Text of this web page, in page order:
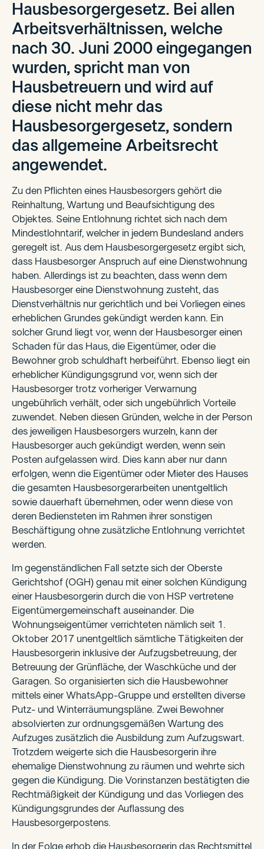
Hausbesorgergesetz. Bei allen
Arbeitsverhältnissen, welche
nach 30. Juni 2000 eingegangen
wurden, spricht man von
Hausbetreuern und wird auf
diese nicht mehr das
Hausbesorgergesetz, sondern
das allgemeine Arbeitsrecht
angewendet.
Zu den Pflichten eines Hausbesorgers gehört die
Reinhaltung, Wartung und Beaufsichtigung des
Objektes. Seine Entlohnung richtet sich nach dem
Mindestlohntarif, welcher in jedem Bundesland anders
geregelt ist. Aus dem Hausbesorgergesetz ergibt sich,
dass Hausbesorger Anspruch auf eine Dienstwohnung
haben. Allerdings ist zu beachten, dass wenn dem
Hausbesorger eine Dienstwohnung zusteht, das
Dienstverhältnis nur gerichtlich und bei Vorliegen eines
erheblichen Grundes gekündigt werden kann. Ein
solcher Grund liegt vor, wenn der Hausbesorger einen
Schaden für das Haus, die Eigentümer, oder die
Bewohner grob schuldhaft herbeiführt. Ebenso liegt ein
erheblicher Kündigungsgrund vor, wenn sich der
Hausbesorger trotz vorheriger Verwarnung
ungebührlich verhält, oder sich ungebührlich Vorteile
zuwendet. Neben diesen Gründen, welche in der Person
des jeweiligen Hausbesorgers wurzeln, kann der
Hausbesorger auch gekündigt werden, wenn sein
Posten aufgelassen wird. Dies kann aber nur dann
erfolgen, wenn die Eigentümer oder Mieter des Hauses
die gesamten Hausbesorgerarbeiten unentgeltlich
sowie dauerhaft übernehmen, oder wenn diese von
deren Bediensteten im Rahmen ihrer sonstigen
Beschäftigung ohne zusätzliche Entlohnung verrichtet
werden.
Im gegenständlichen Fall setzte sich der Oberste
Gerichtshof (OGH) genau mit einer solchen Kündigung
einer Hausbesorgerin durch die von HSP vertretene
Eigentümergemeinschaft auseinander. Die
Wohnungseigentümer verrichteten nämlich seit 1.
Oktober 2017 unentgeltlich sämtliche Tätigkeiten der
Hausbesorgerin inklusive der Aufzugsbetreuung, der
Betreuung der Grünfläche, der Waschküche und der
Garagen. So organisierten sich die Hausbewohner
mittels einer WhatsApp-Gruppe und erstellten diverse
Putz- und Winterräumungspläne. Zwei Bewohner
absolvierten zur ordnungsgemäßen Wartung des
Aufzuges zusätzlich die Ausbildung zum Aufzugswart.
Trotzdem weigerte sich die Hausbesorgerin ihre
ehemalige Dienstwohnung zu räumen und wehrte sich
gegen die Kündigung. Die Vorinstanzen bestätigten die
Rechtmäßigkeit der Kündigung und das Vorliegen des
Kündigungsgrundes der Auflassung des
Hausbesorgerpostens.
In der Folge erhob die Hausbesorgerin das Rechtsmittel